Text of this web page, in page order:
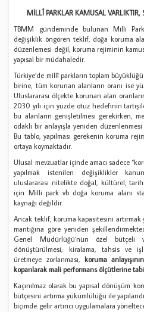
MİLLÎ PARKLAR KAMUSAL VARLIKTIR,
TBMM gündeminde bulunan Milli
değişiklik öngören teklif, doğa koruma
düzenlemesi değil; koruma rejiminin
yapısal bir müdahaledir.
Türkiye’de millî parkların toplam
birine, tüm korunan alanların oranı ise
Uluslararası ölçekte korunan alan
2030 yılı için yüzde otuz hedefinin
bu alanların genişletilmesi gerekirken,
odaklı bir anlayışla yeniden
Bu tablo, yapılması gerekenin koruma
ortaya koymaktadır.
Ulusal mevzuatlar içinde amacı sadece
yapılmak istenilen değişiklikler
uluslararası nitelikte doğal, kültürel,
için Milli park vb doğa koruma alanı
kaynağı değildir.
Ancak teklif, koruma kapasitesini artırmak
mantığına göre yeniden
Genel Müdürlüğü’nün özel bütçeli
dönüştürülmesi; kiralama, tahsis ve
üretmeye zorlanması, koruma
koparılarak mali performans ölçütlerine tabi
Kaçınılmaz olarak bu yapısal dönüşüm
bütçesini artırma yükümlülüğü ile
biçimde gelir artırıcı uygulamalara